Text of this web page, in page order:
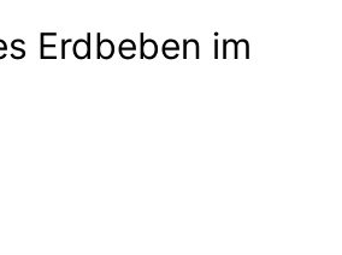
Erdbeben im